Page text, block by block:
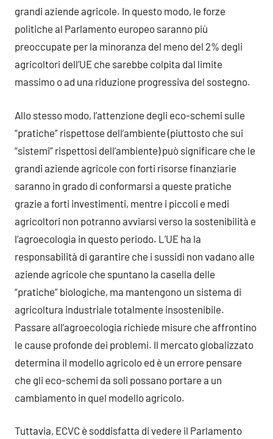
grandi aziende agricole. In questo modo, le forze
politiche al Parlamento europeo saranno più
preoccupate per la minoranza del meno del 2% degli
agricoltori dell’UE che sarebbe colpita dal limite
massimo o ad una riduzione progressiva del sostegno.
Allo stesso modo, l’attenzione degli eco-schemi sulle
“pratiche” rispettose dell’ambiente (piuttosto che sui
“sistemi” rispettosi dell’ambiente) può significare che le
grandi aziende agricole con forti risorse finanziarie
saranno in grado di conformarsi a queste pratiche
grazie a forti investimenti, mentre i piccoli e medi
agricoltori non potranno avviarsi verso la sostenibilità e
l’agroecologia in questo periodo. L’UE ha la
responsabilità di garantire che i sussidi non vadano alle
aziende agricole che spuntano la casella delle
“pratiche” biologiche, ma mantengono un sistema di
agricoltura industriale totalmente insostenibile.
Passare all’agroecologia richiede misure che affrontino
le cause profonde dei problemi. Il mercato globalizzato
determina il modello agricolo ed è un errore pensare
che gli eco-schemi da soli possano portare a un
cambiamento in quel modello agricolo.
Tuttavia, ECVC è soddisfatta di vedere il Parlamento